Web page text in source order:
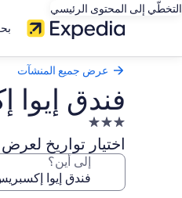
التخطّي إلى المحتوى الرئيسي
عرض جميع المنشآت
فندق إيوا
منشأة
فندقية
مصنفة
3.0
اختيار تواريخ لعرض
إلى أين؟